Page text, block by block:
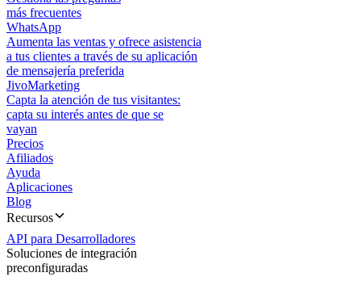
más frecuentes
WhatsApp
Aumenta las ventas y ofrece asistencia
a tus clientes a través de su aplicación
de mensajería preferida
JivoMarketing
Capta la atención de tus visitantes:
capta su interés antes de que se
vayan
Precios
Afiliados
Ayuda
Aplicaciones
Blog
Recursos
API para Desarrolladores
Soluciones de integración
preconfiguradas